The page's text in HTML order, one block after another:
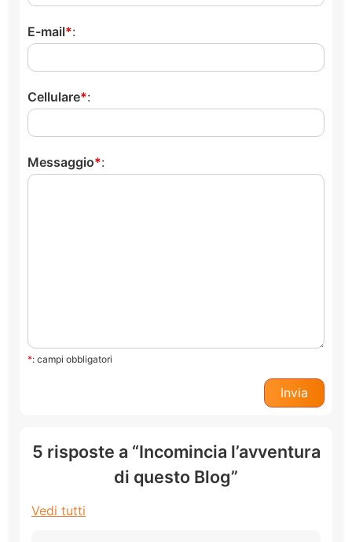
E-mail :
Cellulare :
Messaggio :
*: campi obbligatori
5 risposte a “Incomincia l’avventura
di questo Blog”
Vedi tutti